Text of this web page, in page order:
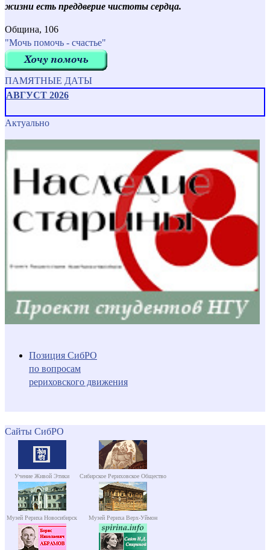
жизни есть преддверие чистоты сердца.
Община, 106
"Мочь помочь - счастье"
ПАМЯТНЫЕ ДАТЫ
АВГУСТ 2026
Актуально
Позиция СибРО
по вопросам
рериховского движения
Сайты СибРО
Учение Живой Этики Сибирское Рериховское Общество
Музей Рериха Новосибирск Музей Рериха Верх-Уймон